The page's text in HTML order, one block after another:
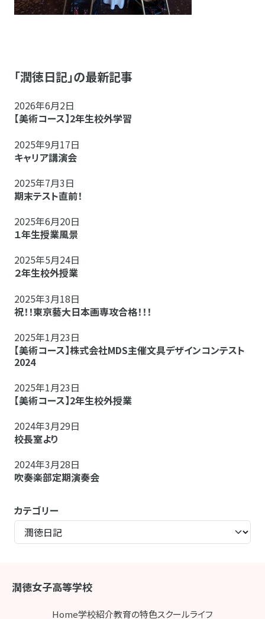
「潤徳日記」の最新記事
2026年6月2日
【美術コース】2年生校外学習
2025年9月17日
キャリア講演会
2025年7月3日
期末テスト直前！
2025年6月20日
１年生授業風景
2025年5月24日
２年生校外授業
2025年3月18日
祝！！東京藝大日本画専攻合格！！！
2025年1月23日
【美術コース】株式会社MDS主催文具デザインコンテスト
2024
2025年1月23日
【美術コース】2年生校外授業
2024年3月29日
校長室より
2024年3月28日
吹奏楽部定期演奏会
カテゴリー
潤徳女子高等学校
Home学校紹介教育の特色スクールライフ